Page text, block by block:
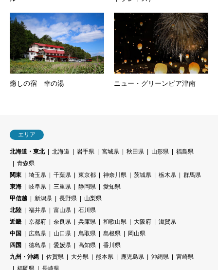
癒しの宿 幸の湯 ニュー・グリーンピア津南
エリア
北海道・東北 北海道 岩手県 宮城県 秋田県 山形県
福島県
青森県
関東
埼玉県 千葉県 東京都 神奈川県 茨城県 栃木県
群馬県
東海
岐阜県 三重県 静岡県
愛知県
甲信越
新潟県 長野県
山梨県
北陸
福井県 富山県
石川県
近畿
京都府 奈良県 兵庫県 和歌山県 大阪府
滋賀県
中国
広島県 山口県 鳥取県 島根県
岡山県
四国
徳島県 愛媛県 高知県
香川県
九州・沖縄
佐賀県 大分県 熊本県 鹿児島県 沖縄県
宮崎県
福岡県
長崎県